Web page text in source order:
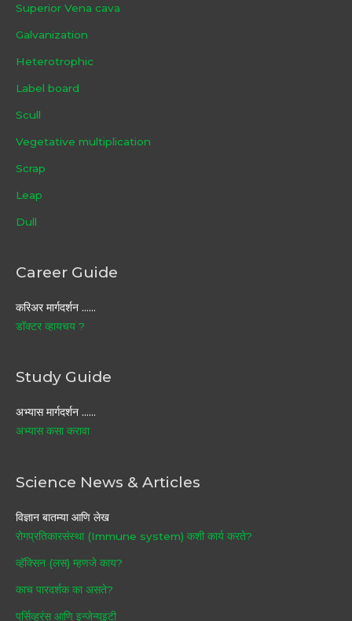
Superior Vena cava
Galvanization
Heterotrophic
Label board
Scull
Vegetative multiplication
Scrap
Leap
Dull
Career Guide
करिअर मार्गदर्शन ……
डॉक्टर व्हायचय ?
Study Guide
अभ्यास मार्गदर्शन ……
अभ्यास कसा करावा
Science News & Articles
विज्ञान बातम्या आणि लेख
रोगप्रतिकारसंस्था (Immune system) कशी कार्य करते?
व्हॅक्सिन (लस) म्हणजे काय?
काच पारदर्शक का असते?
पर्सिव्हरंस आणि इन्जेन्युइटी